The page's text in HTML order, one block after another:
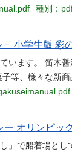
種別：
小学生版 彩
います。 笛木
等、様々な新商
オリンピッ
」で船着場と